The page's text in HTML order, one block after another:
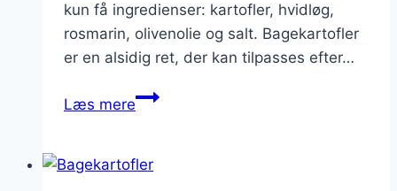
kun få ingredienser: kartofler, hvidløg,
rosmarin, olivenolie og salt. Bagekartofler
er en alsidig ret, der kan tilpasses efter…
Læs mereBagekartofler
og